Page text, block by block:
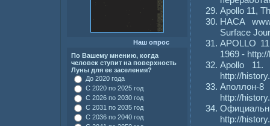
Наш опрос
По Вашему мнению, когда
человек ступит на поверхность
Луны для ее заселения?
До 2020 года
С 2020 по 2025 год
С 2026 по 2030 год
С 2031 по 2035 год
С 2036 по 2040 год
Apollo 11,
НАСА
Surface
APOLLO
1969 -
Apollo 11.
http://
http://
http://